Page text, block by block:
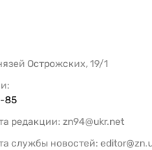
Острожских, 19/1
85
редакции: zn94@ukr.net
службы новостей: